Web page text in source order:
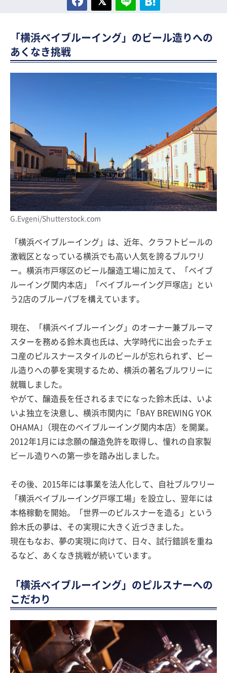
「横浜ベイブルーイング」のビール造りへの
あくなき挑戦
G.Evgeni/Shutterstock.com
「横浜ベイブルーイング」は、近年、クラフトビールの
激戦区となっている横浜でも高い人気を誇るブルワリ
ー。横浜市戸塚区のビール醸造工場に加えて、「ベイブ
ルーイング関内本店」「ベイブルーイング戸塚店」とい
う2店のブルーパブを構えています。
現在、「横浜ベイブルーイング」のオーナー兼ブルーマ
スターを務める鈴木真也氏は、大学時代に出会ったチェ
コ産のピルスナースタイルのビールが忘れられず、ビー
ル造りへの夢を実現するため、横浜の著名ブルワリーに
就職しました。
やがて、醸造長を任されるまでになった鈴木氏は、いよ
いよ独立を決意し、横浜市関内に「BAY BREWING YOK
OHAMA｣（現在のベイブルーイング関内本店）を開業。
2012年1月には念願の醸造免許を取得し、憧れの自家製
ビール造りへの第一歩を踏み出しました。
その後、2015年には事業を法人化して、自社ブルワリー
「横浜ベイブルーイング戸塚工場」を設立し、翌年には
本格稼動を開始。「世界一のピルスナーを造る」という
鈴木氏の夢は、その実現に大きく近づきました。
現在もなお、夢の実現に向けて、日々、試行錯誤を重ね
るなど、あくなき挑戦が続いています。
「横浜ベイブルーイング」のピルスナーへの
こだわり